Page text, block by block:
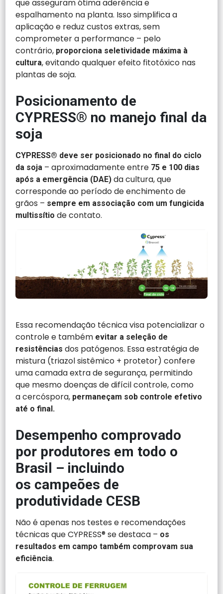
que asseguram ótima aderência e
espalhamento na planta. Isso simplifica a
aplicação e reduz custos extras, sem
comprometer a performance – pelo
contrário, proporciona seletividade máxima à
cultura, evitando qualquer efeito fitotóxico nas
plantas de soja.
Posicionamento de
CYPRESS® no manejo final da
soja
CYPRESS® deve ser posicionado no final do ciclo
da soja – aproximadamente entre 75 e 100 dias
após a emergência (DAE) da cultura, que
corresponde ao período de enchimento de
grãos – sempre em associação com um fungicida
multissítio de contato.
Essa recomendação técnica visa potencializar o
controle e também evitar a seleção de
resistências dos patógenos. Essa estratégia de
mistura (triazol sistêmico + protetor) confere
uma camada extra de segurança, permitindo
que mesmo doenças de difícil controle, como
a cercóspora, permaneçam sob controle efetivo
até o final.
Desempenho comprovado
por produtores em todo o
Brasil – incluindo
os campeões de
produtividade CESB
Não é apenas nos testes e recomendações
técnicas que CYPRESS® se destaca – os
resultados em campo também comprovam sua
eficiência.